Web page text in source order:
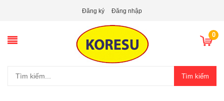
Đăng ký Đăng nhập
0
Tìm kiếm